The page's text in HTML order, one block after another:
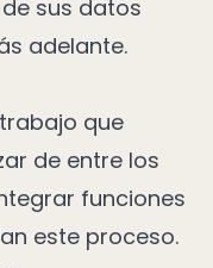
sus datos
adelante.
que
de entre los
funciones
este proceso.